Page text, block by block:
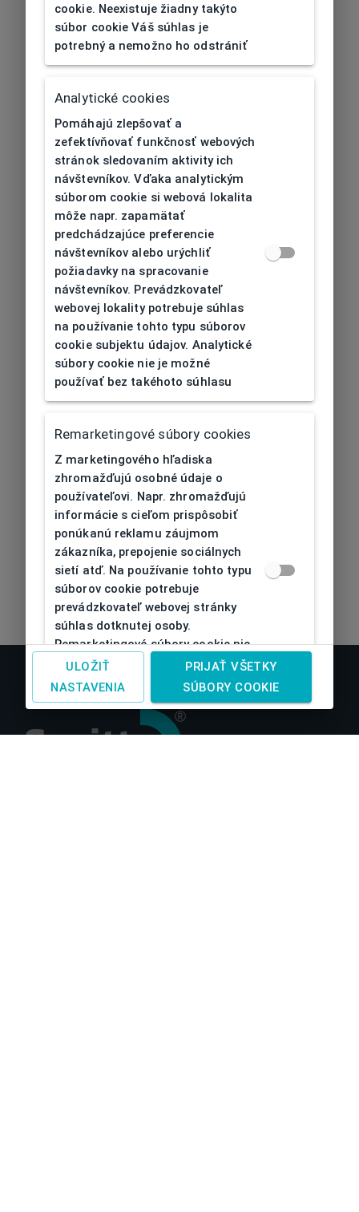
404| Nenájdené
cookie. Neexistuje žiadny takýto
súbor cookie Váš súhlas je
potrebný a nemožno ho odstrániť
Analytické cookies
Pomáhajú zlepšovať a
zefektívňovať funkčnosť webových
stránok sledovaním aktivity ich
návštevníkov. Vďaka analytickým
súborom cookie si webová lokalita
môže napr. zapamätať
predchádzajúce preferencie
návštevníkov alebo urýchliť
požiadavky na spracovanie
návštevníkov. Prevádzkovateľ
webovej lokality potrebuje súhlas
na používanie tohto typu súborov
cookie subjektu údajov. Analytické
súbory cookie nie je možné
používať bez takéhoto súhlasu
Remarketingové súbory cookies
Z marketingového hľadiska
zhromažďujú osobné údaje o
používateľovi. Napr. zhromažďujú
informácie s cieľom prispôsobiť
ponúkanú reklamu záujmom
zákazníka, prepojenie sociálnych
sietí atď. Na používanie tohto typu
súborov cookie potrebuje
prevádzkovateľ webovej stránky
súhlas dotknutej osoby.
Remarketingové súbory cookie nie
je možné bez takéhoto súhlasu
používať
ULOŽIŤ
NASTAVENIA
PRIJAŤ VŠETKY
SÚBORY COOKIE